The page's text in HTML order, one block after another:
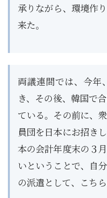
承りながら、環境作
来た。
両議連間では、今年
き、その後、韓国で
ている。その前に、
員団を日本にお招き
本の会計年度末の３
いということで、自
の派遣として、こちら